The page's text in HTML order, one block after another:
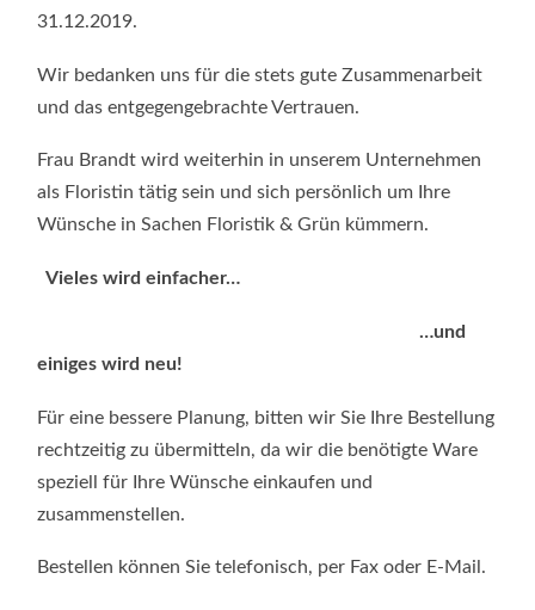
31.12.2019.
Wir bedanken uns für die stets gute Zusammenarbeit
und das entgegengebrachte Vertrauen.
Frau Brandt wird weiterhin in unserem Unternehmen
als Floristin tätig sein und sich persönlich um Ihre
Wünsche in Sachen Floristik & Grün kümmern.
Vieles wird einfacher…
…und
einiges wird neu!
Für eine bessere Planung, bitten wir Sie Ihre Bestellung
rechtzeitig zu übermitteln, da wir die benötigte Ware
speziell für Ihre Wünsche einkaufen und
zusammenstellen.
Bestellen können Sie telefonisch, per Fax oder E-Mail.